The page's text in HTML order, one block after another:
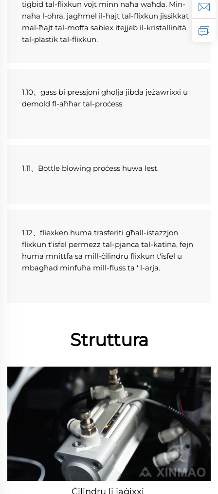
tiġbid tal-flixkun vojt minn naħa waħda. Min-
naħa l-oħra, jagħmel il-ħajt tal-flixkun jissikkat
mal-ħajt tal-moffa sabiex itejjeb il-kristallinità
tal-plastik tal-flixkun.
1.10、gass bi pressjoni għolja jibda jeżawrixxi u
demold fl-aħħar tal-proċess.
1.11、Bottle blowing proċess huwa lest.
1.12、fliexken huma trasferiti għall-istazzjon
flixkun t'isfel permezz tal-pjanċa tal-katina, fejn
huma mnittfa sa mill-ċilindru flixkun t'isfel u
mbagħad minfuħa mill-fluss ta ' l-arja.
Struttura
Ċilindru li jaġixxi